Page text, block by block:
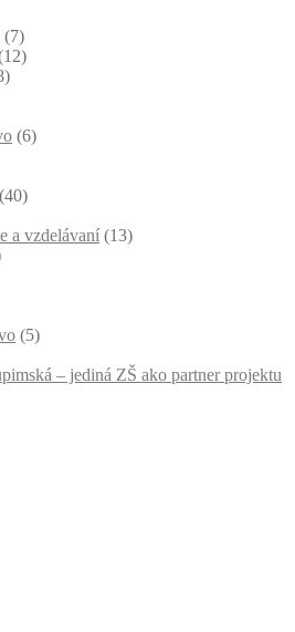
(7)
(6)
(40)
a vzdelávaní (13)
(5)
– jediná ZŠ ako partner projektu